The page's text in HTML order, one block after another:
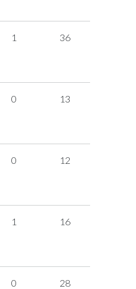
1 36
0 13
0 12
1 16
0 28